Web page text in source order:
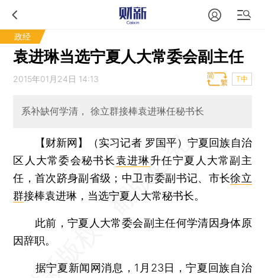
政经
袁进琳当选宁夏人大常委会副主任
2015年01月24日 14:13 T中
系补缺何学清， 徐立群接棒袁进琳任秘书长
【财新网】（实习记者 罗国平）宁夏回族自治
区人大常委会秘书长袁进琳升任宁夏人大常副主
任，首次跻身副省级；中卫市委副书记、市长徐立
群接棒袁进琳，当选宁夏人大常秘书长。
此前，宁夏人大常委会副主任何学清因身体原
因辞职。
据宁夏新闻网消息，1月23日，宁夏回族自治